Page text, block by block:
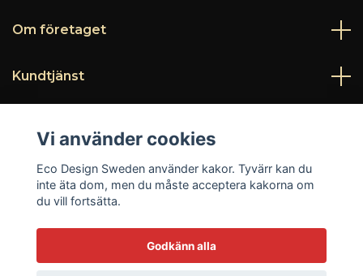
Om företaget
Kundtjänst
Sociala medier
Vi använder cookies
Eco Design Sweden använder kakor. Tyvärr kan du
inte äta dom, men du måste acceptera kakorna om
du vill fortsätta.
Godkänn alla